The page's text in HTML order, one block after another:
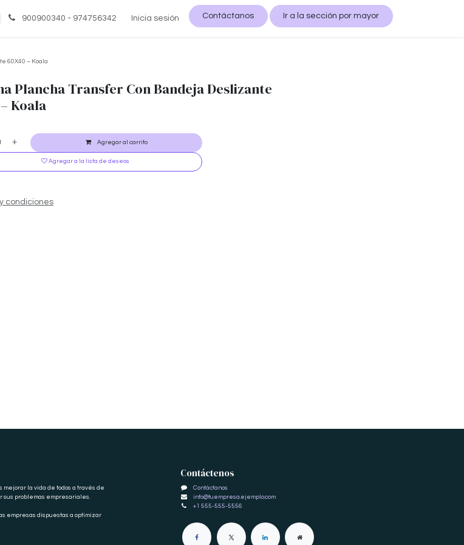
900900340 - 974756342 Inicia sesión Contáctanos Ir a la sección por mayor
60X40 – Koala
Plancha Transfer Con Bandeja Deslizante
Koala
Agregar al carrito
Agregar a la lista de deseos
condiciones
mejorar la vida de todos a través de
sus problemas empresariales.
empresas dispuestas a optimizar
Contáctenos
Contáctanos
info@tuempresa.ejemplo.com
+1 555-555-5556